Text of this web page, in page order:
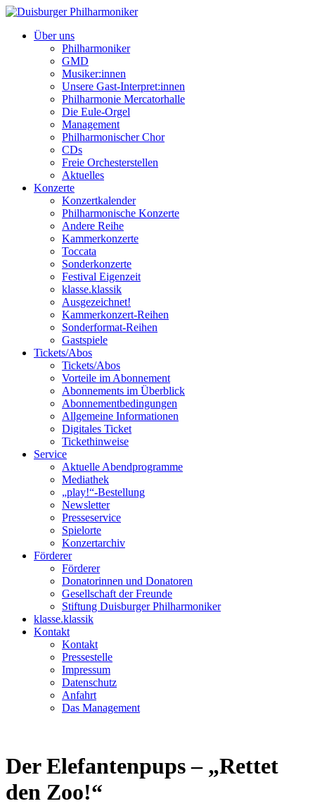
Über uns
Philharmoniker
GMD
Musiker:innen
Unsere Gast-Interpret:innen
Philharmonie Mercatorhalle
Die Eule-Orgel
Management
Philharmonischer Chor
CDs
Freie Orchesterstellen
Aktuelles
Konzerte
Konzertkalender
Philharmonische Konzerte
Andere Reihe
Kammerkonzerte
Toccata
Sonderkonzerte
Festival Eigenzeit
klasse.klassik
Ausgezeichnet!
Kammerkonzert-Reihen
Sonderformat-Reihen
Gastspiele
Tickets/Abos
Tickets/Abos
Vorteile im Abonnement
Abonnements im Überblick
Abonnement­bedingungen
Allgemeine Informationen
Digitales Ticket
Ticket­hinweise
Service
Aktuelle Abendprogramme
Mediathek
„play!“-Bestellung
Newsletter
Presseservice
Spielorte
Konzertarchiv
Förderer
Förderer
Donatorinnen und Donatoren
Gesellschaft der Freunde
Stiftung Duisburger Philharmoniker
klasse.klassik
Kontakt
Kontakt
Pressestelle
Impressum
Datenschutz
Anfahrt
Das Management
Der Elefantenpups – „Rettet
den Zoo!“